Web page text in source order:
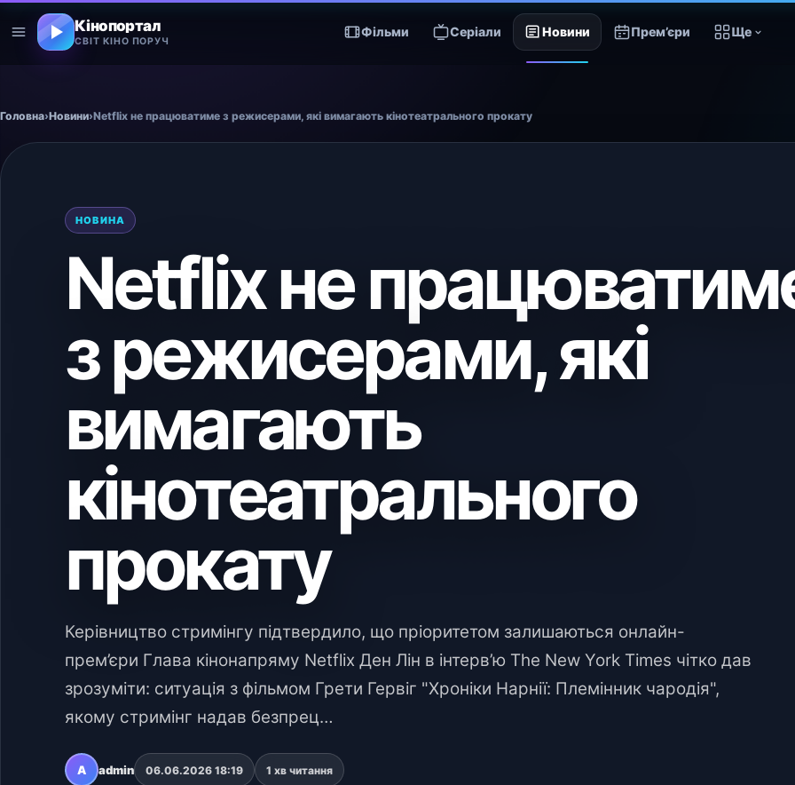
Кінопортал
СВІТ КІНО ПОРУЧ
Фільми Серіали Новини Прем’єри Ще
Головна›Новини›Netflix не працюватиме з режисерами, які вимагають кінотеатрального прокату
НОВИНА
Netflix не
з режисерами, які
вимагають
кінотеатрального
прокату
Керівництво стримінгу підтвердило, що пріоритетом залишаються онлайн-
прем’єри Глава кінонапряму Netflix Ден Лін в інтерв’ю The New York Times чітко дав
зрозуміти: ситуація з фільмом Грети Гервіг "Хроніки Нарнії: Племінник чародія",
якому стримінг надав безпрец…
A admin 06.06.2026 18:19 1 хв читання